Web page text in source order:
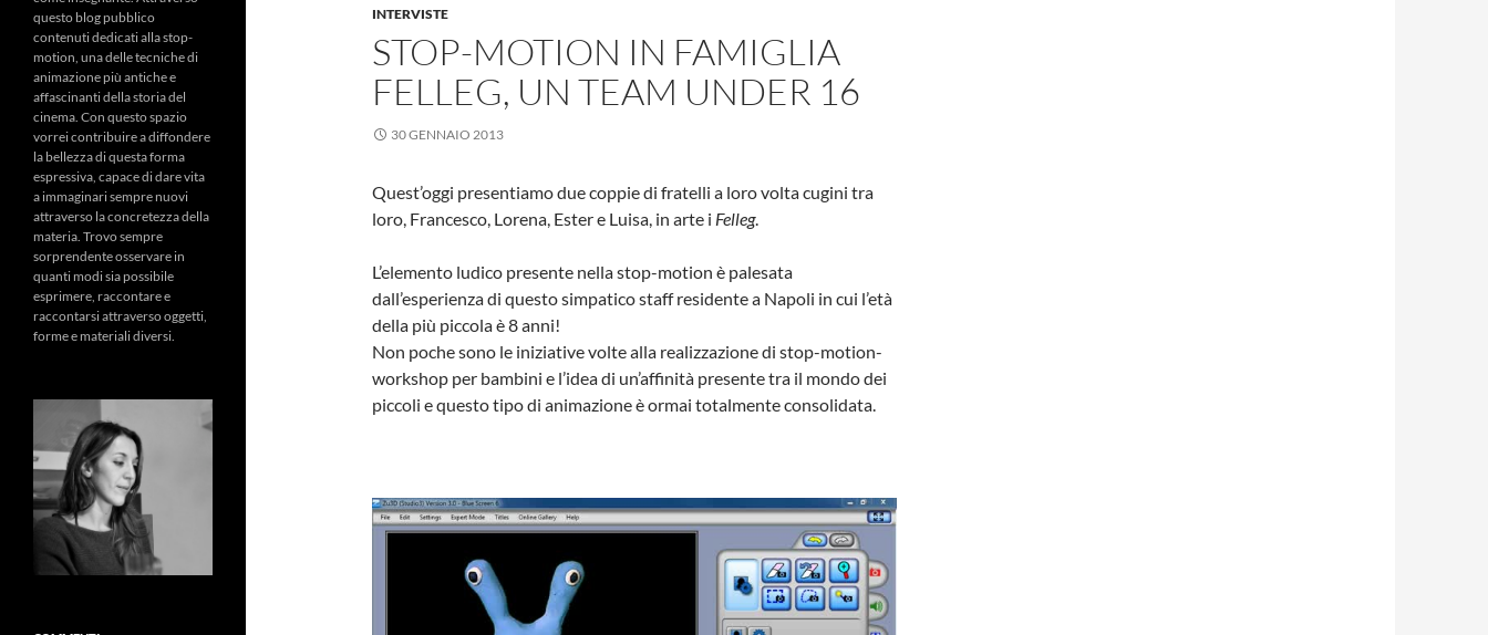
INTERVISTE
STOP-MOTION IN FAMIGLIA
FELLEG, UN TEAM UNDER 16
30 GENNAIO 2013
Quest’oggi presentiamo due coppie di fratelli a loro volta cugini tra
loro, Francesco, Lorena, Ester e Luisa, in arte i Felleg.
L’elemento ludico presente nella stop-motion è palesata
dall’esperienza di questo simpatico staff residente a Napoli in cui l’età
della più piccola è 8 anni!
Non poche sono le iniziative volte alla realizzazione di stop-motion-
workshop per bambini e l’idea di un’affinità presente tra il mondo dei
piccoli e questo tipo di animazione è ormai totalmente consolidata.
questo blog pubblico
contenuti dedicati alla stop-
motion, una delle tecniche di
animazione più antiche e
affascinanti della storia del
cinema. Con questo spazio
vorrei contribuire a diffondere
la bellezza di questa forma
espressiva, capace di dare vita
a immaginari sempre nuovi
attraverso la concretezza della
materia. Trovo sempre
sorprendente osservare in
quanti modi sia possibile
esprimere, raccontare e
raccontarsi attraverso oggetti,
forme e materiali diversi.